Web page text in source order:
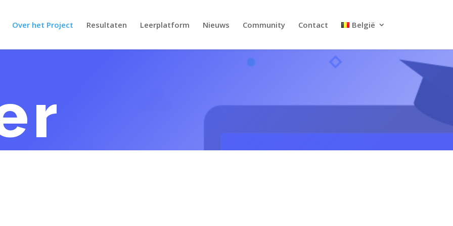
Over het Project Resultaten Leerplatform Nieuws Community Contact België